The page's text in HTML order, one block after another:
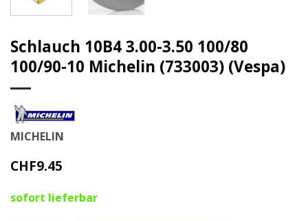
Schlauch 10B4 3.00-3.50 100/80
100/90-10 Michelin (733003) (Vespa)
MICHELIN
CHF9.45
sofort lieferbar